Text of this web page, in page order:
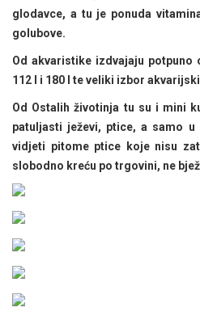
glodavce, a tu je ponuda
golubove.
Od akvaristike izdvajaju potpuno
112 l i 180 l te veliki izbor
Od Ostalih životinja tu su i mini
patuljasti ježevi, ptice, a samo u
vidjeti pitome ptice koje nisu
slobodno kreću po trgovini, ne